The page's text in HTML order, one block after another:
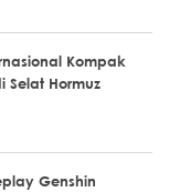
Kompak
Selat Hormuz
Genshin